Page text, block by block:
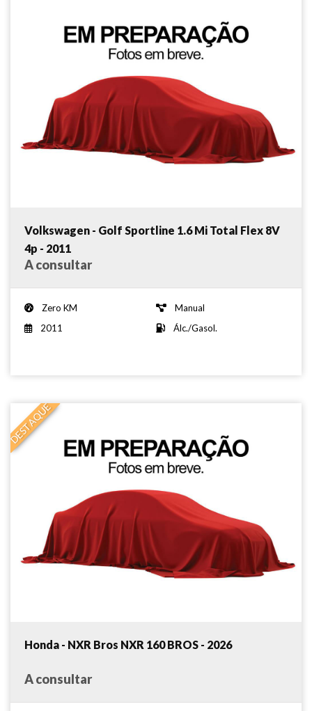
Volkswagen - Golf Sportline 1.6 Mi Total Flex 8V
4p - 2011
A consultar
Zero KM
Manual
2011
Álc./Gasol.
DESTAQUE
Honda - NXR Bros NXR 160 BROS - 2026
A consultar